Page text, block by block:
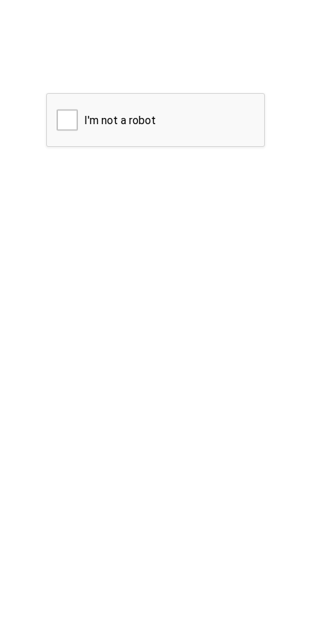
I'm not a robot